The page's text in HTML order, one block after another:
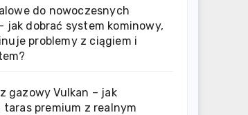
do nowoczesnych
jak dobrać system kominowy,
problemy z ciągiem i
gazowy Vulkan – jak
taras premium z realnym